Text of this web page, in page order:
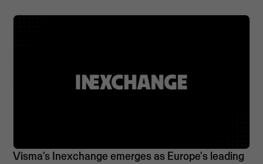
Visma’s Inexchange emerges as Europe's leading